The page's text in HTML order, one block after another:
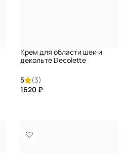
Крем для области шеи и
декольте Decolette
5
(3)
₽